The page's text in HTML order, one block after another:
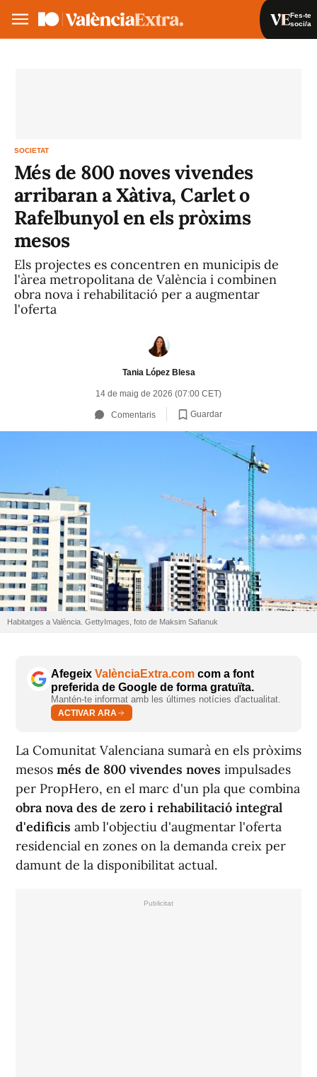
Fes-te
soci/a
SOCIETAT
Més de 800 noves vivendes
arribaran a Xàtiva, Carlet o
Rafelbunyol en els pròxims
mesos
Els projectes es concentren en municipis de
l'àrea metropolitana de València i combinen
obra nova i rehabilitació per a augmentar
l'oferta
Tania López Blesa
14 de maig de 2026 (07:00 CET)
Comentaris Guardar
Habitatges a València. GettyImages, foto de Maksim Safianuk
Afegeix ValènciaExtra.com com a font
preferida de Google de forma gratuïta.
Mantén-te informat amb les últimes notícies d'actualitat.
ACTIVAR ARA
La Comunitat Valenciana sumarà en els pròxims
mesos més de 800 vivendes noves impulsades
per PropHero, en el marc d'un pla que combina
obra nova des de zero i rehabilitació integral
d'edificis amb l'objectiu d'augmentar l'oferta
residencial en zones on la demanda creix per
damunt de la disponibilitat actual.